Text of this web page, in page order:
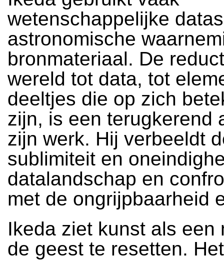
wetenschappelijke
astronomische
bronmateriaal. De
wereld tot data, tot
deeltjes die op zich
zijn, is een terugkerend
zijn werk. Hij verbeeldt
sublimiteit en
datalandschap en
met de ongrijpbaarheid
Ikeda ziet kunst als een
de geest te resetten.